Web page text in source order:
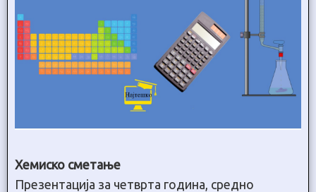
Хемиско сметање
Презентација за четврта година, средно